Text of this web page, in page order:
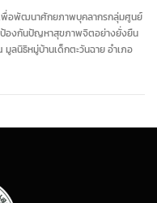
เพื่อพัฒนาศักยภาพบุคลากรกลุ่มศูนย์
องกันปัญหาสุขภาพจิตอย่างยั่งยืน
ลนิธิหมู่บ้านเด็กตะวันฉาย อำเภอ